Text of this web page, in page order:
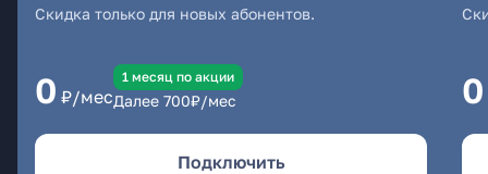
Скидка только для новых абонентов.
0 ₽/мес
1 месяц по акции
Далее 700₽/мес
Подключить
0